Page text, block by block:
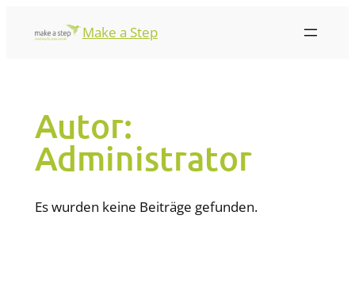
Make a Step
Autor:
Administrator
Es wurden keine Beiträge gefunden.